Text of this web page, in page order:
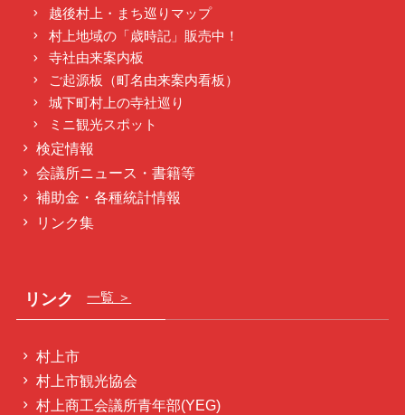
越後村上・まち巡りマップ
村上地域の「歳時記」販売中！
寺社由来案内板
ご起源板（町名由来案内看板）
城下町村上の寺社巡り
ミニ観光スポット
検定情報
会議所ニュース・書籍等
補助金・各種統計情報
リンク集
リンク
村上市
村上市観光協会
村上商工会議所青年部(YEG)
一覧 ＞